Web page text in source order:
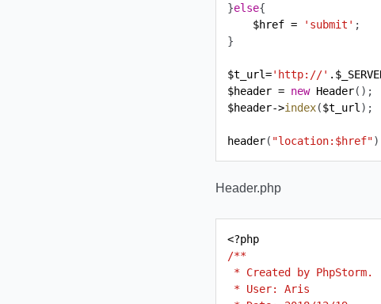
}else
$href = 'submit'
$t_url='http://' .
$header = new Header
$header->index($t_url
header( "location: $href"
Header.php
<?php